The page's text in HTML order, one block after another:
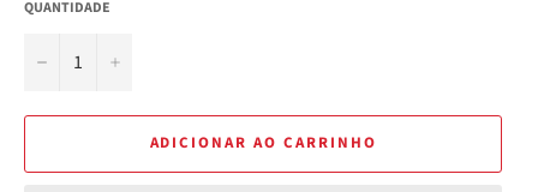
QUANTIDADE
− +
ADICIONAR AO CARRINHO